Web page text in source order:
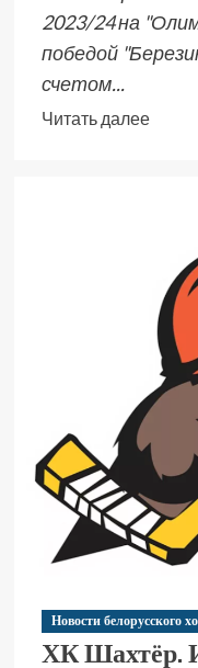
2023/24 на
победой
счетом...
Читать далее
Новости белорусского
ХК Шахтёр.